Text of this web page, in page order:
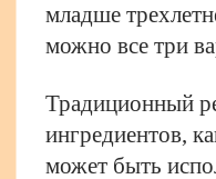
младше
можно все три
Традиционный
ингредиентов,
может быть